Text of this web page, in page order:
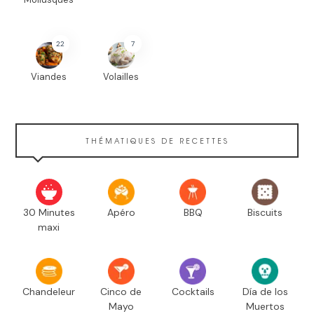
22
Viandes
7
Volailles
THÉMATIQUES DE RECETTES
30 Minutes
maxi
Apéro BBQ Biscuits
Chandeleur
Cinco de
Mayo
Cocktails
Día de los
Muertos